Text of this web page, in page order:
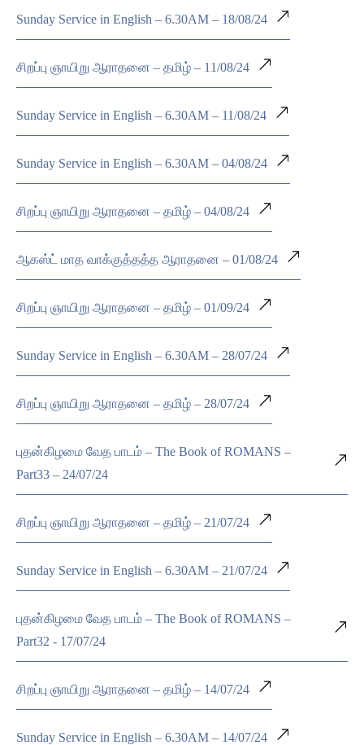
Sunday Service in English – 6.30AM – 18/08/24
சிறப்பு ஞாயிறு ஆராதனை – தமிழ் – 11/08/24
Sunday Service in English – 6.30AM – 11/08/24
Sunday Service in English – 6.30AM – 04/08/24
சிறப்பு ஞாயிறு ஆராதனை – தமிழ் – 04/08/24
ஆகஸ்ட் மாத வாக்குத்தத்த ஆராதனை – 01/08/24
சிறப்பு ஞாயிறு ஆராதனை – தமிழ் – 01/09/24
Sunday Service in English – 6.30AM – 28/07/24
சிறப்பு ஞாயிறு ஆராதனை – தமிழ் – 28/07/24
புதன்கிழமை வேத பாடம் – The Book of ROMANS –
Part33 – 24/07/24
சிறப்பு ஞாயிறு ஆராதனை – தமிழ் – 21/07/24
Sunday Service in English – 6.30AM – 21/07/24
புதன்கிழமை வேத பாடம் – The Book of ROMANS –
Part32 - 17/07/24
சிறப்பு ஞாயிறு ஆராதனை – தமிழ் – 14/07/24
Sunday Service in English – 6.30AM – 14/07/24